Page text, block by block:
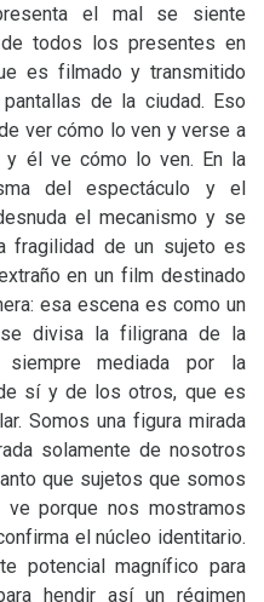
el mal se siente
todos los presentes en
es filmado y transmitido
de la ciudad. Eso
ver cómo lo ven y verse a
él ve cómo lo ven. En la
del espectáculo y el
el mecanismo y se
fragilidad de un sujeto es
en un film destinado
esa escena es como un
divisa la filigrana de la
siempre mediada por la
sí y de los otros, que es
Somos una figura mirada
solamente de nosotros
que sujetos que somos
porque nos mostramos
el núcleo identitario.
potencial magnífico para
hendir así un régimen